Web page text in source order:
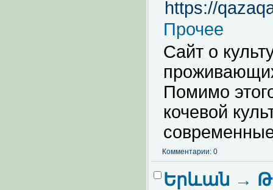
https://
Прочее
Сайт о
Помимо
кочевой
Комментарии: 0
Երևան →